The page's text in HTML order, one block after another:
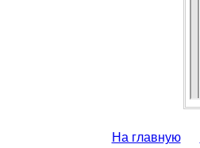
На главную